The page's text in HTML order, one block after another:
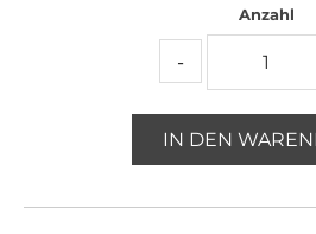
Anzahl
-
IN DEN